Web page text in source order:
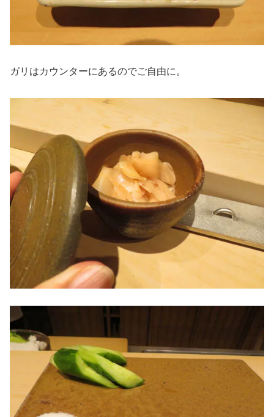
ガリはカウンターにあるのでご自由に。